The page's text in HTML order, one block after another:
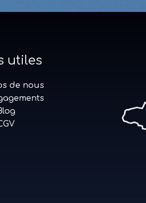
utiles
de nous